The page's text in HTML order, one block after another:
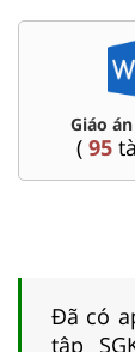
Giáo
( 95
Đã có
tập